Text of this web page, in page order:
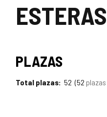
León
PLAZAS
Total plazas 52 52